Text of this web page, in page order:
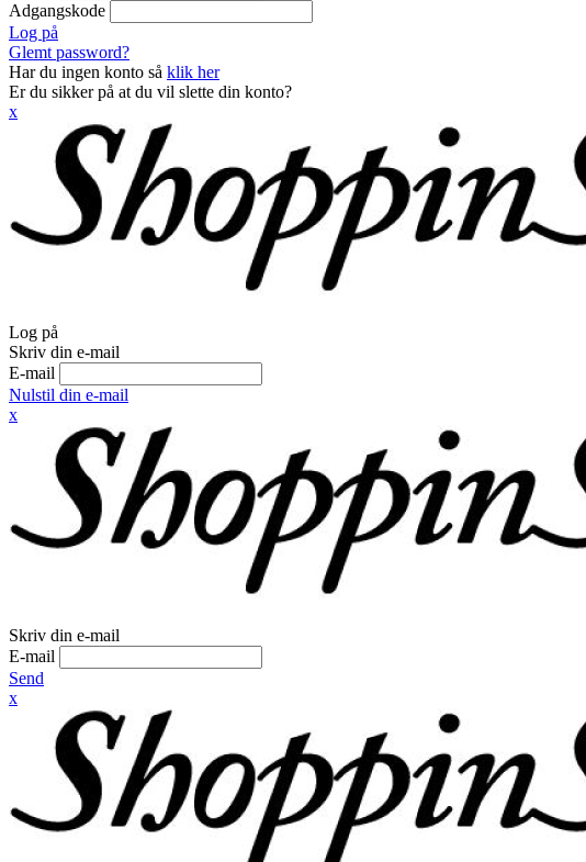
Adgangskode
Log på
Glemt password?
Har du ingen konto så klik her
Er du sikker på at du vil slette din konto?
x
Log på
Skriv din e-mail
E-mail
Nulstil din e-mail
x
Skriv din e-mail
E-mail
Send
x